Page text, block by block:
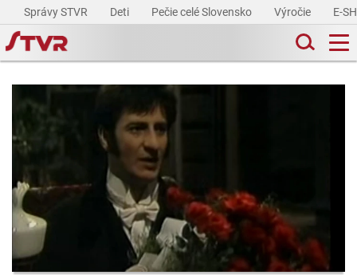
Správy STVR Deti Pečie celé Slovensko Výročie E-